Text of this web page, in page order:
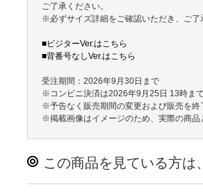
ご了承ください。
※必ずサイズ詳細をご確認いただき、ご了
■ビジターVer.はこちら
■背番号なしVer.はこちら
受注期間：2026年9月30日まで
※コンビニ決済は2026年9月25日 13時まで
※予告なく販売期間の変更および販売を終
※掲載画像はイメージのため、実際の商品
この商品を見ている方は